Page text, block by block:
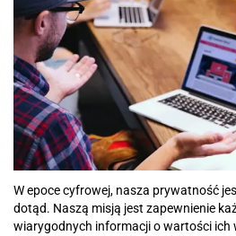
W epoce cyfrowej, nasza prywatność
dotąd. Naszą misją jest zapewnienie
wiarygodnych informacji o wartości ich